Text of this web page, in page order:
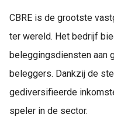
CBRE is de grootste
ter wereld. Het bedrijf
beleggingsdiensten aan
beleggers. Dankzij de
gediversifieerde
speler in de sector.